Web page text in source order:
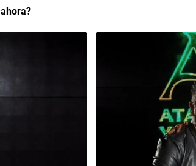
ahora?